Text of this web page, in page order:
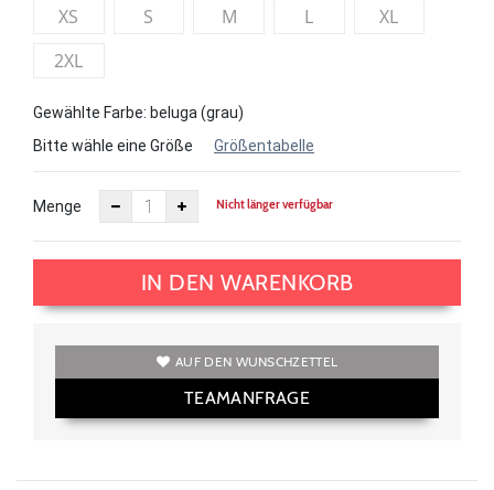
XS S M L
XL
2XL
Gewählte Farbe: beluga (grau)
Bitte wähle eine Größe
Größentabelle
Menge Nicht länger verfügbar
IN DEN WARENKORB
AUF DEN WUNSCHZETTEL
TEAMANFRAGE